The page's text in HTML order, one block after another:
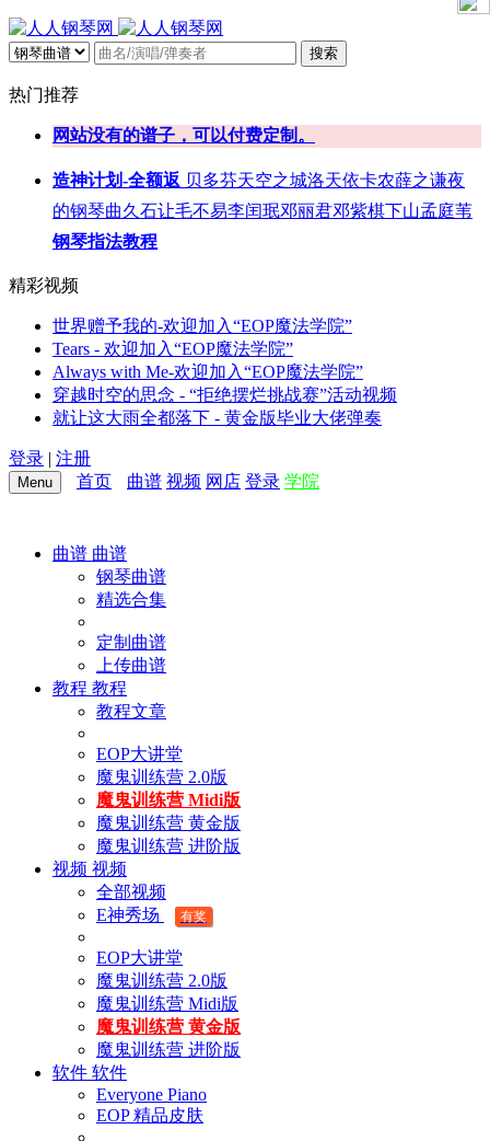
搜索
热门推荐
网站没有的谱子，可以付费定制。
造神计划-全额返 贝多芬天空之城洛天依卡农薛之谦夜
的钢琴曲久石让毛不易李闰珉邓丽君邓紫棋下山孟庭苇
钢琴指法教程
精彩视频
世界赠予我的-欢迎加入“EOP魔法学院”
Tears - 欢迎加入“EOP魔法学院”
Always with Me-欢迎加入“EOP魔法学院”
穿越时空的思念 - “拒绝摆烂挑战赛”活动视频
就让这大雨全都落下 - 黄金版毕业大佬弹奏
登录 | 注册
Menu 首页 曲谱 视频 网店 登录 学院
曲谱 曲谱
钢琴曲谱
精选合集
定制曲谱
上传曲谱
教程 教程
教程文章
EOP大讲堂
魔鬼训练营 2.0版
魔鬼训练营 Midi版
魔鬼训练营 黄金版
魔鬼训练营 进阶版
视频 视频
全部视频
E神秀场
有奖
EOP大讲堂
魔鬼训练营 2.0版
魔鬼训练营 Midi版
魔鬼训练营 黄金版
魔鬼训练营 进阶版
软件 软件
Everyone Piano
EOP 精品皮肤